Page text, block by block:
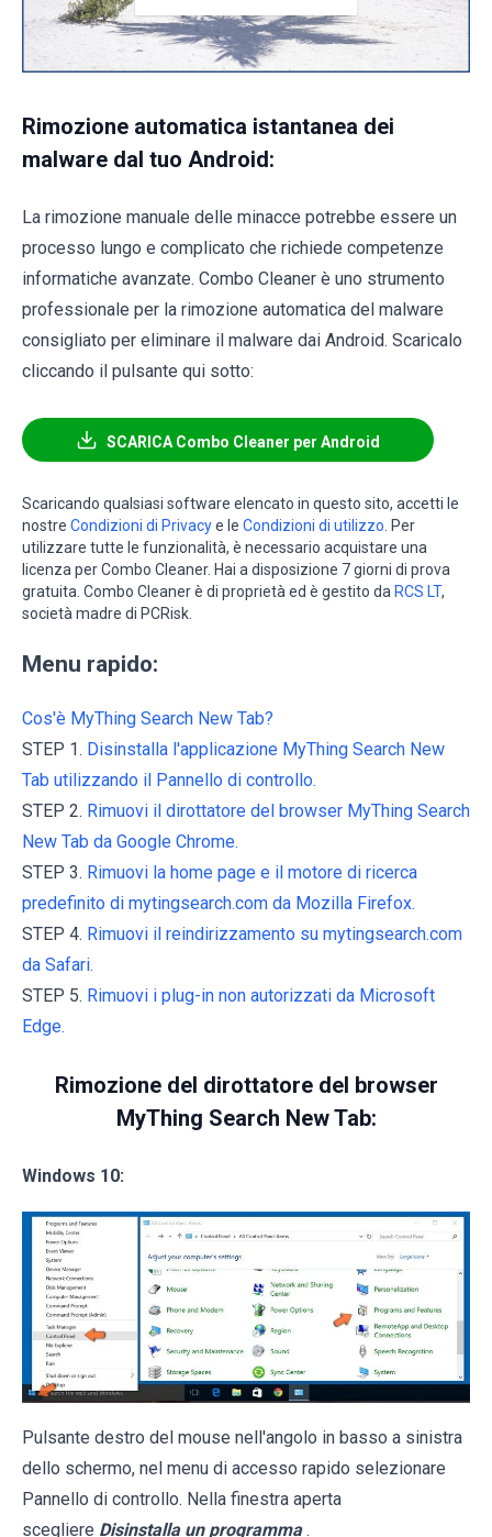
Rimozione automatica istantanea dei
malware dal tuo Android:
La rimozione manuale delle minacce potrebbe essere un
processo lungo e complicato che richiede competenze
informatiche avanzate. Combo Cleaner è uno strumento
professionale per la rimozione automatica del malware
consigliato per eliminare il malware dai Android. Scaricalo
cliccando il pulsante qui sotto:
SCARICA Combo Cleaner per Android
Scaricando qualsiasi software elencato in questo sito, accetti le
nostre Condizioni di Privacye le Condizioni di utilizzo . Per
utilizzare tutte le funzionalità, è necessario acquistare una
licenza per Combo Cleaner. Hai a disposizione 7 giorni di prova
gratuita. Combo Cleaner è di proprietà ed è gestito da RCS LT,
società madre di PCRisk.
Menu rapido:
Cos'è MyThing Search New Tab?
STEP 1. Disinstalla l'applicazione MyThing Search New
Tab utilizzando il Pannello di controllo.
STEP 2. Rimuovi il dirottatore del browser MyThing Search
New Tab da Google Chrome.
STEP 3. Rimuovi la home page e il motore di ricerca
predefinito di mytingsearch.com da Mozilla Firefox.
STEP 4. Rimuovi il reindirizzamento su mytingsearch.com
da Safari.
STEP 5. Rimuovi i plug-in non autorizzati da Microsoft
Edge.
Rimozione del dirottatore del browser
MyThing Search New Tab:
Windows 10:
Pulsante destro del mouse nell'angolo in basso a sinistra
dello schermo, nel menu di accesso rapido selezionare
Pannello di controllo. Nella finestra aperta
scegliere Disinstalla un programma .